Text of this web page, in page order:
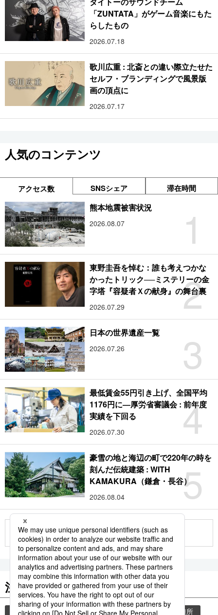
「ZUNTATA」がゲーム音楽にもた
らしたもの
2026.07.18
歌川広重 : 北斎との違い際立たせた
セルフ・ブランディングで風景版
画の頂点に
2026.07.17
人気のコンテンツ
アクセス数 SNSシェア 滞在時間
1
熊本地震被害状況
2026.08.07
2
東野圭吾を悼む：誰も考えつかな
かったトリック──ミステリーの金
字塔『容疑者Ｘの献身』の舞台裏
2026.07.29
3
日本の世界遺産一覧
2026.07.26
4
最低賃金55円引き上げ、全国平均
1176円に―厚労省審議会 : 前年度
実績を下回る
2026.07.30
5
豪雪の地と海辺の町で220年の時を
刻んだ伝統建築 : WITH
KAMAKURA（鎌倉・長谷）
2026.08.04
もっと見る
注目のキーワード
共同通信ニュース 気象・災害 災害 避難所